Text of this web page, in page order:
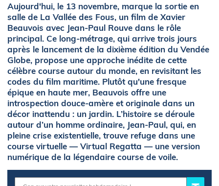
Aujourd'hui, le 13 novembre, marque la sortie en
salle de La Vallée des Fous, un film de Xavier
Beauvois avec Jean-Paul Rouve dans le rôle
principal. Ce long-métrage, qui arrive trois jours
après le lancement de la dixième édition du Vendée
Globe, propose une approche inédite de cette
célèbre course autour du monde, en revisitant les
codes du film maritime. Plutôt qu'une fresque
épique en haute mer, Beauvois offre une
introspection douce-amère et originale dans un
décor inattendu : un jardin. L’histoire se déroule
autour d’un homme ordinaire, Jean-Paul, qui, en
pleine crise existentielle, trouve refuge dans une
course virtuelle — Virtual Regatta — une version
numérique de la légendaire course de voile.